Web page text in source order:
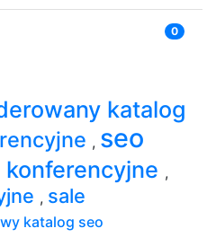
0
katalog
, seo
,
, sale
katalog seo